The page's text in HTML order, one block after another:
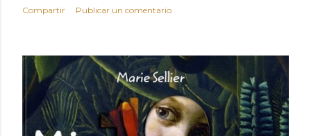
Compartir Publicar un comentario